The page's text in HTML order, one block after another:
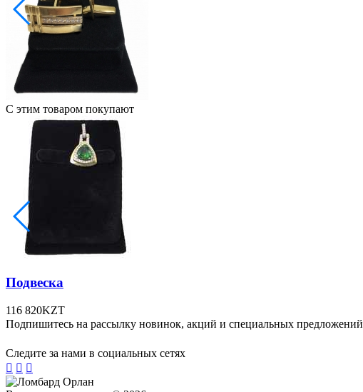
С этим товаром покупают
Подвеска
116 820KZT
Подпишитесь на рассылку новинок, акций и специальных предложений
Следите за нами в социальных сетях
  